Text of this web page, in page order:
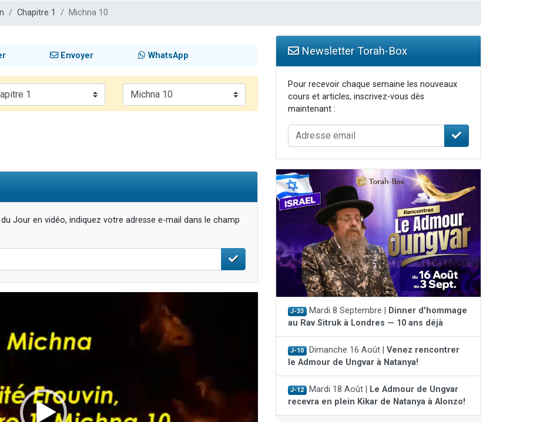
Chapitre 1 Michna 10
Envoyer WhatsApp
Jour en vidéo, indiquez votre adresse e-mail dans le champ
Newsletter Torah-Box
Pour recevoir chaque semaine les nouveaux
cours et articles, inscrivez-vous dès
maintenant :
J-33 Mardi 8 Septembre |
Dinner d'hommage
au Rav Sitruk à Londres — 10 ans déjà
J-10 Dimanche 16 Août | Venez rencontrer
le Admour de Ungvar à Natanya!
J-12 Mardi 18 Août |
Le Admour de Ungvar
recevra en plein Kikar de Natanya à Alonzo!